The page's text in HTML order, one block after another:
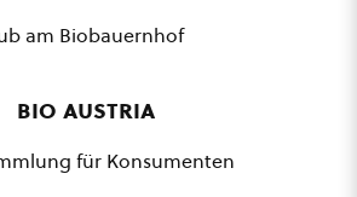
am Biobauernhof
bio austria
für Konsumenten